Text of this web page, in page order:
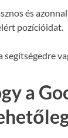
és
pozícióidat.
segítségedre
a